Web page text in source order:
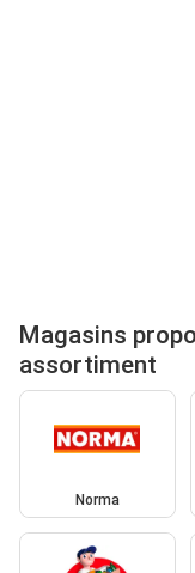
Magasins
assortiment
Norma